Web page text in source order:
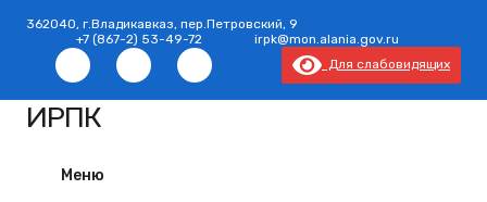
362040, г.Владикавказ, пер.Петровский, 9
+7 (867-2) 53-49-72
irpk@mon.alania.gov.ru
Для слабовидящих
ИРПК
Меню